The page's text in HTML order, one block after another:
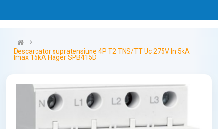
Descarcator supratensiune 4P T2 TNS/TT Uc 275V In 5kA
Imax 15kA Hager SPB415D